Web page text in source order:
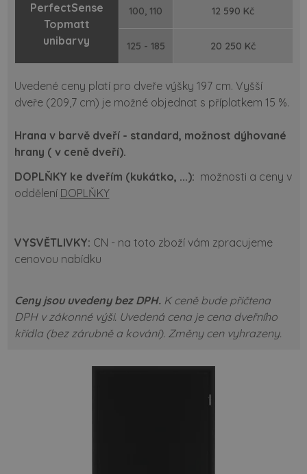
PerfectSense
Topmatt
unibarvy
100, 110 12 590 Kč
125 - 185 20 250 Kč
Uvedené ceny platí pro dveře výšky 197 cm. Vyšší
dveře (209,7 cm) je možné objednat s příplatkem 15 %.
Hrana v barvě dveří - standard, možnost dýhované
hrany ( v ceně dveří).
DOPLŇKY ke dveřím (kukátko, ...): možnosti a ceny v
oddělení DOPLŇKY
VYSVĚTLIVKY: CN - na toto zboží vám zpracujeme
cenovou nabídku
Ceny jsou uvedeny bez DPH.K ceně bude přičtena
DPH v zákonné výši. Uvedená cena je cena dveřního
křídla (bez zárubně a kování). Změny cen vyhrazeny.